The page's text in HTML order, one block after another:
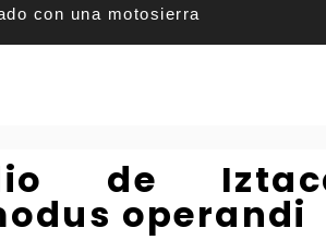
con una motosierra
de
operandi